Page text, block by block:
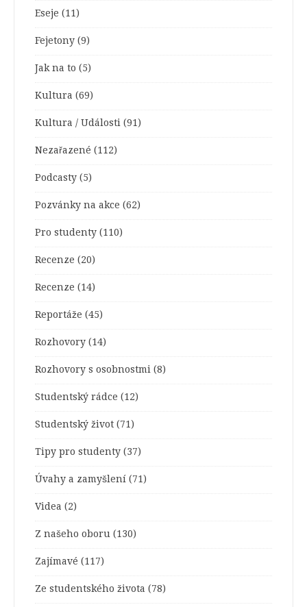
Eseje (11)
Fejetony (9)
Jak na to (5)
Kultura (69)
Kultura / Události (91)
Nezařazené (112)
Podcasty (5)
Pozvánky na akce (62)
Pro studenty (110)
Recenze (20)
Recenze (14)
Reportáže (45)
Rozhovory (14)
Rozhovory s osobnostmi (8)
Studentský rádce (12)
Studentský život (71)
Tipy pro studenty (37)
Úvahy a zamyšlení (71)
Videa (2)
Z našeho oboru (130)
Zajímavé (117)
Ze studentského života (78)